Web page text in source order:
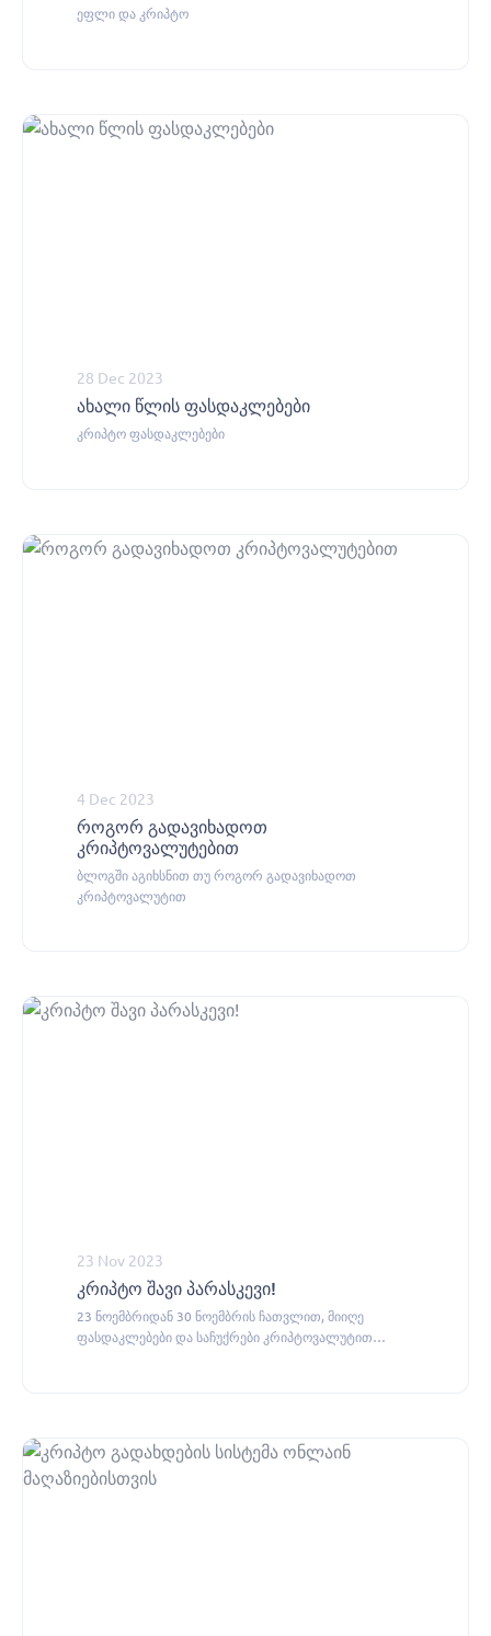
ეფლი და კრიპტო
ახალი წლის ფასდაკლებები
კრიპტო ფასდაკლებები
28 Dec 2023
როგორ გადავიხადოთ
კრიპტოვალუტებით
ბლოგში აგიხსნით თუ როგორ გადავიხადოთ
კრიპტოვალუტით
4 Dec 2023
კრიპტო შავი პარასკევი!
23 ნოემბრიდან 30 ნოემბრის ჩათვლით, მიიღე
ფასდაკლებები და საჩუქრები კრიპტოვალუტით
23 Nov 2023